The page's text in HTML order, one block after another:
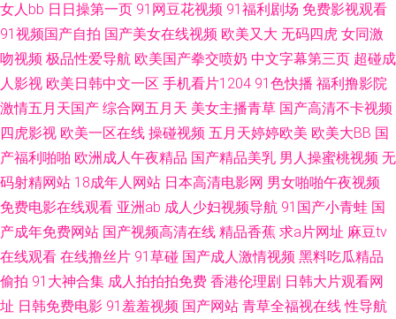
精江编 92视频免费福利视频 欧美第二页午夜 91成人片免费视频 丁香五月色
播网 青草视频免费二十页 91视频网新网站 老司机午福利 91视频在线观看免
人人妻人人爱 日本成人内射 91黄站 九一视频在线视频 激情图区亚洲欧美日
韩 91夜夜撸福利视频 久热这里都是精品19 91AV大香蕉在线视频 成人sss网
站 欧日韩成人在线视频 91素人約啪 男人看片网站AV 91po在线观看 福利av
女导航 青青草在线狠狠干 91日韩区 黄色W网站 亚洲av成人电影不卡 国产一
女人bb 日日操第一页 91网豆花视频 91福利剧场 免费影视观看
91视频国产自拍 国产美女在线视频 欧美又大 无码四虎 女同激
吻视频 极品性爱导航 欧美国产拳交喷奶 中文字幕第三页 超碰成
人影视 欧美日韩中文一区 手机看片1204 91色快播 福利撸影院
激情五月天国产 综合网五月天 美女主播青草 国产高清不卡视频
四虎影视 欧美一区在线 操碰视频 五月天婷婷欧美 欧美大BB 国
产福利啪啪 欧洲成人午夜精品 国产精品美乳 男人操蜜桃视频 无
码射精网站 18成年人网站 日本高清电影网 男女啪啪午夜视频
免费电影在线观看 亚洲ab 成人少妇视频导航 91国产小青蛙 国
产成年免费网站 国产视频高清在线 精品香蕉 求a片网址 麻豆tv
在线观看 在线撸丝片 91草碰 国产成人激情视频 黑料吃瓜精品
偷拍 91大神合集 成人拍拍拍免费 香港伦理剧 日韩大片观看网
址 日韩免费电影 91羞羞视频 国产网站 青草全福视在线 性导航